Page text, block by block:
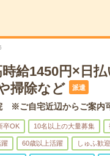
時給1450円×日
掃除など
派遣
※ご自宅近辺からご案内
卒OK 10名以上の大量募集
60歳以上活躍 しゅふ歓迎